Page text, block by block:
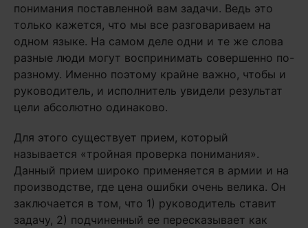
понимания поставленной вам задачи. Ведь это
только кажется, что мы все разговариваем на
одном языке. На самом деле одни и те же слова
разные люди могут воспринимать совершенно по-
разному. Именно поэтому крайне важно, чтобы и
руководитель, и исполнитель увидели результат
цели абсолютно одинаково.
Для этого существует прием, который
называется «тройная проверка понимания».
Данный прием широко применяется в армии и на
производстве, где цена ошибки очень велика. Он
заключается в том, что 1) руководитель ставит
задачу, 2) подчиненный ее пересказывает как